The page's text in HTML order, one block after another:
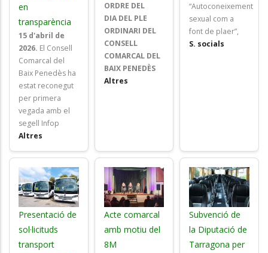
en
transparència
15 d'abril de
2026. El Consell
Comarcal del
Baix Penedès ha
estat reconegut
per primera
vegada amb el
segell Infop
Altres
ORDRE DEL
DIA DEL PLE
ORDINARI DEL
CONSELL
COMARCAL DEL
BAIX PENEDÈS
Altres
“Autoconeixement
sexual com a
font de plaer”,
S. socials
Presentació de
sol·licituds
transport
Acte comarcal
amb motiu del
8M
Subvenció de
la Diputació de
Tarragona per